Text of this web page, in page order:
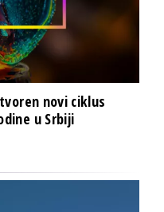
novi ciklus
u Srbiji